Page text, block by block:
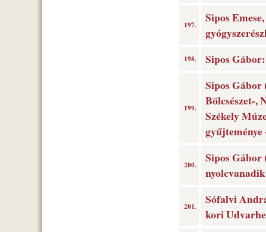
197.
Sipos
198. Sipos
199.
Sipos
Bölcsészet-,
Székely
gyűjteménye
200.
Sipos Gábor
201.
Sófalvi
kori